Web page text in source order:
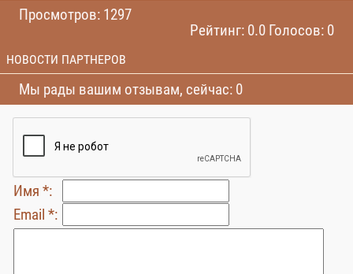
Просмотров: 1297
Рейтинг: 0.0 Голосов: 0
НОВОСТИ ПАРТНЕРОВ
Мы рады вашим отзывам, сейчас: 0
Имя *:
Email *: